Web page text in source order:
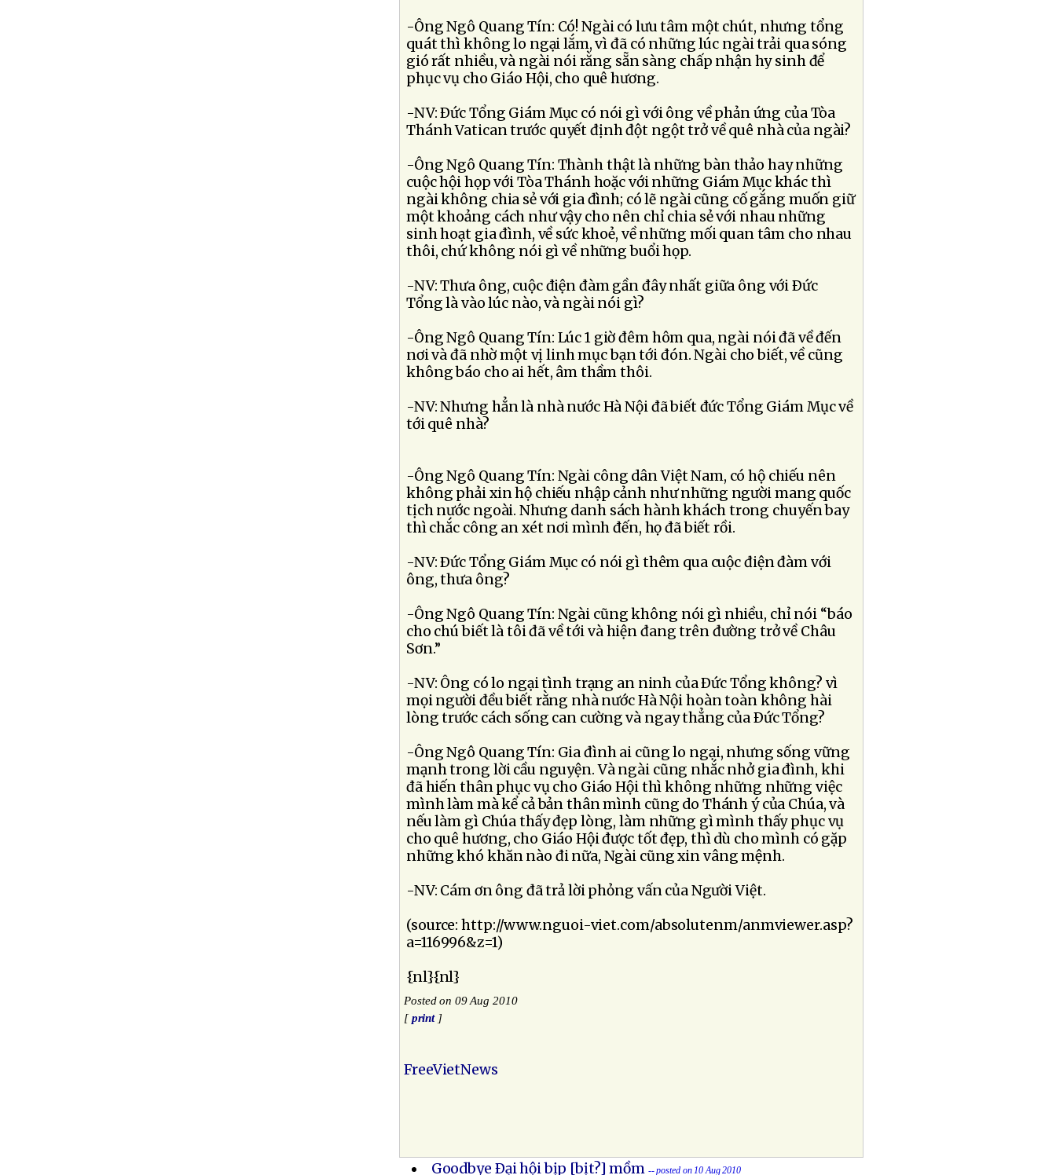
-Ông Ngô Quang Tín: Có! Ngài có lưu tâm một chút, nhưng tổng
quát thì không lo ngại lắm, vì đã có những lúc ngài trải qua sóng
gió rất nhiều, và ngài nói rằng sẵn sàng chấp nhận hy sinh để
phục vụ cho Giáo Hội, cho quê hương.
-NV: Ðức Tổng Giám Mục có nói gì với ông về phản ứng của Tòa
Thánh Vatican trước quyết định đột ngột trở về quê nhà của ngài?
-Ông Ngô Quang Tín: Thành thật là những bàn thảo hay những
cuộc hội họp với Tòa Thánh hoặc với những Giám Mục khác thì
ngài không chia sẻ với gia đình; có lẽ ngài cũng cố gắng muốn giữ
một khoảng cách như vậy cho nên chỉ chia sẻ với nhau những
sinh hoạt gia đình, về sức khoẻ, về những mối quan tâm cho nhau
thôi, chứ không nói gì về những buổi họp.
-NV: Thưa ông, cuộc điện đàm gần đây nhất giữa ông với Ðức
Tổng là vào lúc nào, và ngài nói gì?
-Ông Ngô Quang Tín: Lúc 1 giờ đêm hôm qua, ngài nói đã về đến
nơi và đã nhờ một vị linh mục bạn tới đón. Ngài cho biết, về cũng
không báo cho ai hết, âm thầm thôi.
-NV: Nhưng hẳn là nhà nước Hà Nội đã biết đức Tổng Giám Mục về
tới quê nhà?
-Ông Ngô Quang Tín: Ngài công dân Việt Nam, có hộ chiếu nên
không phải xin hộ chiếu nhập cảnh như những người mang quốc
tịch nước ngoài. Nhưng danh sách hành khách trong chuyến bay
thì chắc công an xét nơi mình đến, họ đã biết rồi.
-NV: Ðức Tổng Giám Mục có nói gì thêm qua cuộc điện đàm với
ông, thưa ông?
-Ông Ngô Quang Tín: Ngài cũng không nói gì nhiều, chỉ nói “báo
cho chú biết là tôi đã về tới và hiện đang trên đường trở về Châu
Sơn.”
-NV: Ông có lo ngại tình trạng an ninh của Ðức Tổng không? vì
mọi người đều biết rằng nhà nước Hà Nội hoàn toàn không hài
lòng trước cách sống can cường và ngay thẳng của Ðức Tổng?
-Ông Ngô Quang Tín: Gia đình ai cũng lo ngại, nhưng sống vững
mạnh trong lời cầu nguyện. Và ngài cũng nhắc nhở gia đình, khi
đã hiến thân phục vụ cho Giáo Hội thì không những những việc
mình làm mà kể cả bản thân mình cũng do Thánh ý của Chúa, và
nếu làm gì Chúa thấy đẹp lòng, làm những gì mình thấy phục vụ
cho quê hương, cho Giáo Hội được tốt đẹp, thì dù cho mình có gặp
những khó khăn nào đi nữa, Ngài cũng xin vâng mệnh.
-NV: Cám ơn ông đã trả lời phỏng vấn của Người Việt.
(source: http://www.nguoi-viet.com/absolutenm/anmviewer.asp?
a=116996&z=1)
{nl}{nl}
Posted on 09 Aug 2010
[print]
FreeVietNews
Goodbye Ðại hội bịp [bịt?] mồm -- posted on 10 Aug 2010